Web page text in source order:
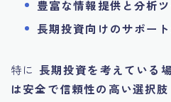
豊富な情報提供と分析
長期投資向けのサポー
特に 長期投資を考えている
は安全で信頼性の高い選択肢